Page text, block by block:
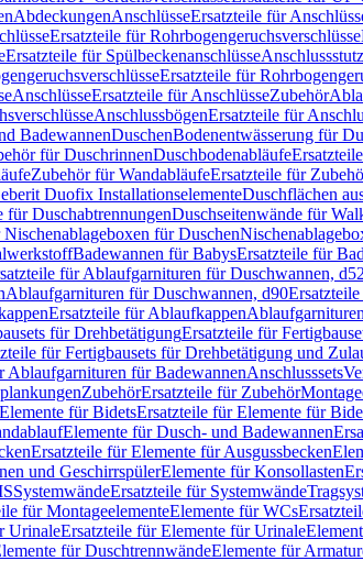
AbdeckungenAnschlüsseErsatzteile für
Ersatzteile für Rohrbogengeruchsverschlüsse
Ersatzteile für Spülbeckenanschlüsse
Ersatzteile für
AnschlüsseErsatzteile für AnschlüsseZubehör
AnschlussbögenErsatzteile für
BadewannenDuschenBodenentwässerung für
für DuschrinnenDuschbodenabläufe
Zubehör für WandabläufeErsatzteile für
Duofix InstallationselementeDuschflächen
für DuschabtrennungenDuschseitenwände für
für Duschen
Badewannen für BabysErsatzteile für
für Ablaufgarnituren für Duschwannen, d52
Ablaufgarnituren für Duschwannen, d90
Ersatzteile für Ablaufkappen
für DrehbetätigungErsatzteile für
für Fertigbausets für Drehbetätigung und
Ablaufgarnituren für BadewannenAnschlusssets
ZubehörErsatzteile für Zubehör
Elemente für BidetsErsatzteile für Elemente für
Elemente für Dusch- und Badewannen
Ersatzteile für Elemente für Ausgussbecken
und GeschirrspülerElemente für Konsollasten
SystemwändeErsatzteile für Systemwände
für MontageelementeElemente für WCs
UrinaleErsatzteile für Elemente für Urinale
für DuschtrennwändeElemente für